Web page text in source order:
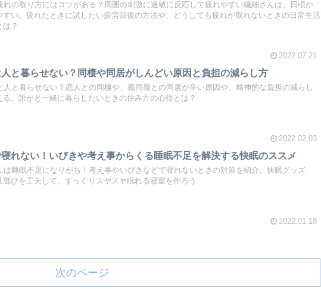
れの取り方にはコツがある？周囲の刺激に過敏に反応して疲れやすい繊細さんは、日頃か
すい。疲れたときに試したい疲労回復の方法や、どうしても疲れが取れないときの日常生活
は？
2022.07.21
と暮らせない？同棲や同居がしんどい原因と負担の減らし方
人と暮らせない？恋人との同棲や、義両親との同居が辛い原因や、精神的な負担の減らし
る。誰かと一緒に暮らしたいときの住み方の心得とは？
2022.02.03
れない！いびきや考え事からくる睡眠不足を解決する快眠のススメ
は睡眠不足になりがち！考え事やいびきなどで寝れないときの対策を紹介。快眠グッズ
選びを工夫して、すっぐりスヤスヤ眠れる寝室を作ろう
2022.01.18
次のページ